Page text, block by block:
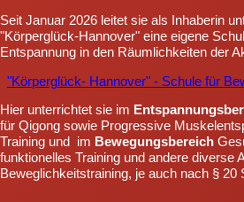
Seit Januar 2026 leitet sie als Inhaberin
"Körperglück-Hannover" eine eigene
Entspannung in den Räumlichkeiten der
"Körperglück- Hannover" - Schule für
Hier unterrichtet sie im
für Qigong sowie Progressive
Training und im Bewegungsbereich
funktionelles Training und andere diverse
Beweglichkeitstraining, je auch nach § 20